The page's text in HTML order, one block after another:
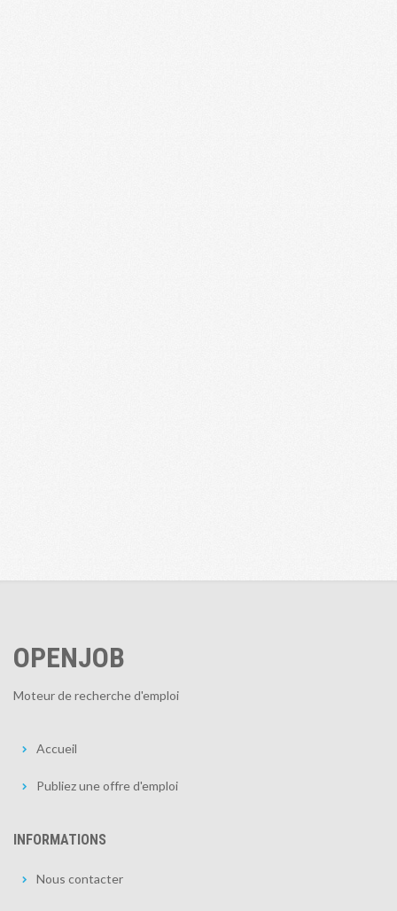
OPENJOB
Moteur de recherche d'emploi
Accueil
Publiez une offre d'emploi
INFORMATIONS
Nous contacter